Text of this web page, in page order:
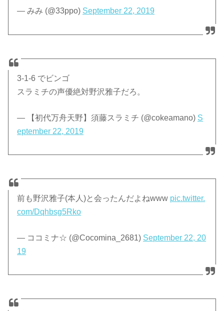
— みみ (@33ppo) September 22, 2019
3-1-6 でビンゴ
スラミチの声優絶対野沢雅子だろ。
— 【初代万舟天野】須藤スラミチ (@cokeamano) S
eptember 22, 2019
前も野沢雅子(本人)と会ったんだよねwww pic.twitter.
com/Dqhbsg5Rko
— ココミナ☆ (@Cocomina_2681) September 22, 20
19